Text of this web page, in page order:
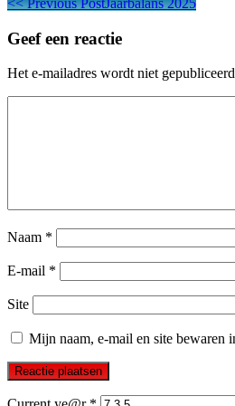
Berichtnavigatie
Geef een reactie
Het e-mailadres wordt niet
Naam *
E-mail *
Site
Mijn naam, e-mail en site bewaren